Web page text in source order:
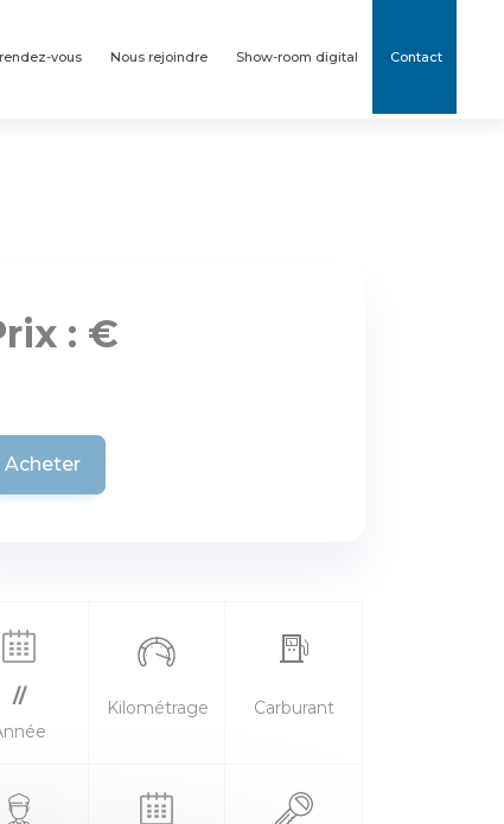
vous Nous rejoindre Show-room digital Contact
: €
Acheter
//
Kilométrage Carburant